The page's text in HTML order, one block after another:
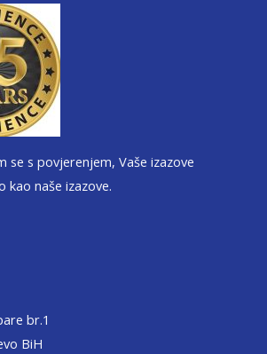
se s povjerenjem, Vaše izazove
kao naše izazove.
br.1
BiH